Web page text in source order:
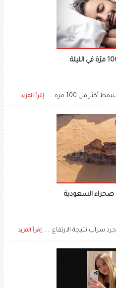
من 100 مرة ..... إقرأ المزيد
صحراء السعودية
سراب نتيجة الارتفاع ..... إقرأ المزيد